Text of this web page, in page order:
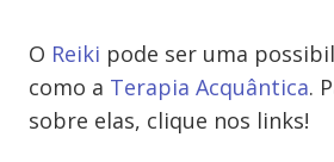
O Reiki pode ser uma
como a Terapia Acquântica.
sobre elas, clique nos links!